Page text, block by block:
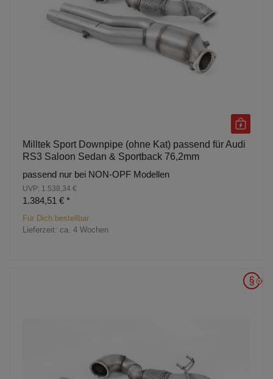
Milltek Sport Downpipe (ohne Kat) passend für Audi
RS3 Saloon Sedan & Sportback 76,2mm
passend nur bei NON-OPF Modellen
UVP: 1.538,34 €
1.384,51 € *
Für Dich bestellbar
Lieferzeit: ca. 4 Wochen